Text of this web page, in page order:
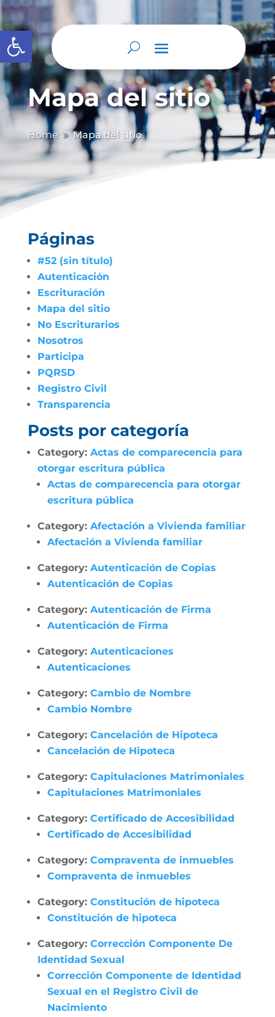
Abrir barra de herramientas
Mapa del sitio
Home 9 Mapa del sitio
Páginas
#52 (sin título)
Autenticación
Escrituración
Mapa del sitio
No Escriturarios
Nosotros
Participa
PQRSD
Registro Civil
Transparencia
Posts por categoría
Category: Actas de comparecencia para
otorgar escritura pública
Actas de comparecencia para otorgar
escritura pública
Category: Afectación a Vivienda familiar
Afectación a Vivienda familiar
Category: Autenticación de Copias
Autenticación de Copias
Category: Autenticación de Firma
Autenticación de Firma
Category: Autenticaciones
Autenticaciones
Category: Cambio de Nombre
Cambio Nombre
Category: Cancelación de Hipoteca
Cancelación de Hipoteca
Category: Capitulaciones Matrimoniales
Capitulaciones Matrimoniales
Category: Certificado de Accesibilidad
Certificado de Accesibilidad
Category: Compraventa de inmuebles
Compraventa de inmuebles
Category: Constitución de hipoteca
Constitución de hipoteca
Category: Corrección Componente De
Identidad Sexual
Corrección Componente de Identidad
Sexual en el Registro Civil de
Nacimiento